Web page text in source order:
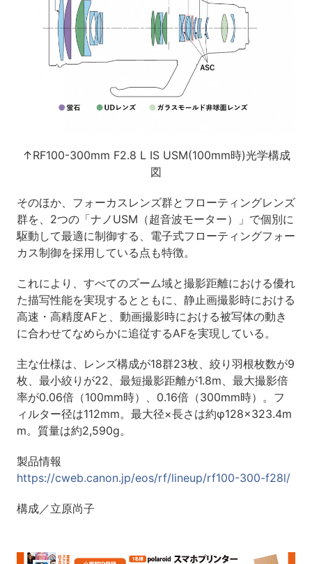
↑RF100-300mm F2.8 L IS USM(100mm時)光学構成
図
そのほか、フォーカスレンズ群とフローティングレンズ
群を、2つの「ナノUSM（超音波モーター）」で個別に
駆動して最適に制御する、電子式フローティングフォー
カス制御を採用している点も特徴。
これにより、すべてのズーム域と撮影距離における優れ
た描写性能を実現するとともに、静止画撮影時における
高速・高精度AFと、動画撮影時における被写体の動き
に合わせてなめらかに追従するAFを実現している。
主な仕様は、レンズ構成が18群23枚、絞り羽根枚数が9
枚、最小絞りが22、最短撮影距離が1.8m、最大撮影倍
率が0.06倍（100mm時）、0.16倍（300mm時）。フ
ィルター径は112mm。最大径×長さは約φ128×323.4m
m。質量は約2,590g。
製品情報
https://cweb.canon.jp/eos/rf/lineup/rf100-300-f28l/
構成／立原尚子